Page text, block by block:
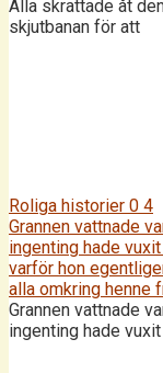
Alla skrattade åt
skjutbanan för att
Roliga historier 0 4
Grannen vattnade
ingenting hade
varför hon
alla omkring henne
Grannen vattnade
ingenting hade